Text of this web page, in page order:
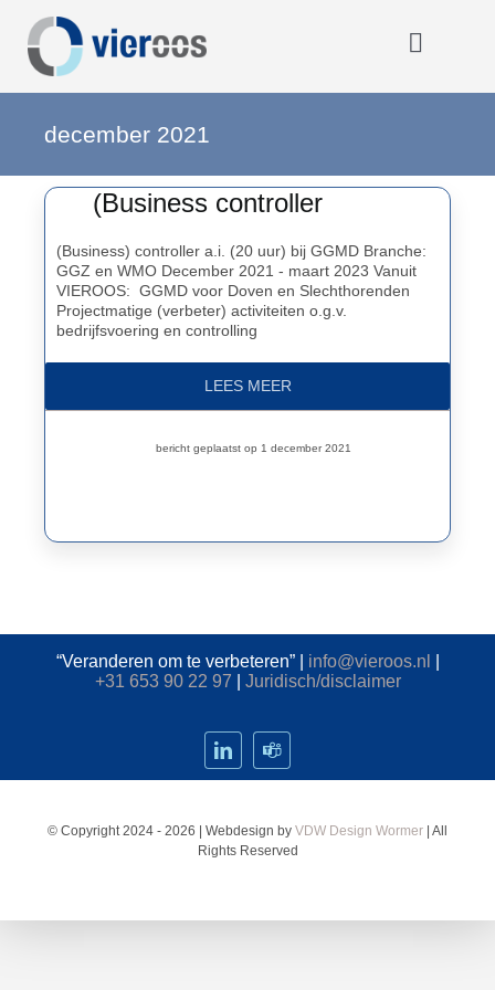
naar
inhoud
Toggle
Home
OOOO
Activiteiten
december 2021
(Business controller
(Business) controller a.i. (20 uur) bij GGMD Branche:
GGZ en WMO December 2021 - maart 2023 Vanuit
VIEROOS: GGMD voor Doven en Slechthorenden
Projectmatige (verbeter) activiteiten o.g.v.
bedrijfsvoering en controlling
LEES MEER
bericht geplaatst op 1 december 2021
“Veranderen om te verbeteren” | info@vieroos.nl
+31 653 90 22 97
Juridisch/disclaimer
© Copyright 2024 - 2026 | Webdesign by VDW Design Wormer | All
Rights Reserved